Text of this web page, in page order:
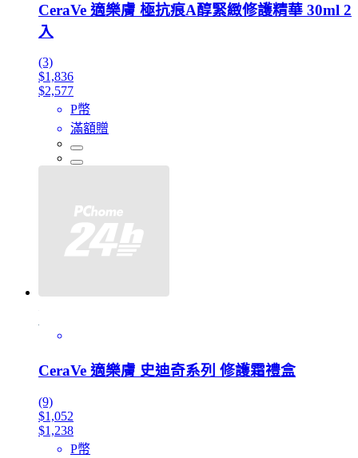
CeraVe 適樂膚 極抗痕A醇緊緻修護精華 30ml 2
入
(3)
$1,836
$2,577
P幣
滿額贈
CeraVe 適樂膚 史迪奇系列 修護霜禮盒
(9)
$1,052
$1,238
P幣